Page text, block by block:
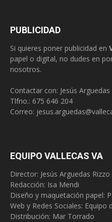
PUBLICIDAD
Si quieres poner publicidad en
papel o digital, no dudes en
nosotros.
Contactar con: Jesús Arguedas
Tlfno.: 675 646 204
Correo:
EQUIPO VALLECAS VA
Director: Jesús Arguedas Rizzo
Redacción: Isa Mendi
Diseño y maquetación papel:
Web y Redes Sociales: Equipo
Distribución: Mar Torrado